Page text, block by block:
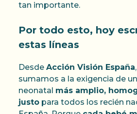
tan importante.
Por todo esto, hoy
estas líneas
Desde Acción Visión España
sumamos a la exigencia de
neonatal más amplio,
justo para todos los recién